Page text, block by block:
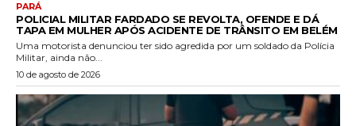
PARÁ
POLICIAL MILITAR FARDADO SE REVOLTA, OFENDE E DÁ
TAPA EM MULHER APÓS ACIDENTE DE TRÂNSITO EM BELÉM
Uma motorista denunciou ter sido agredida por um soldado da Polícia
Militar, ainda não...
10 de agosto de 2026